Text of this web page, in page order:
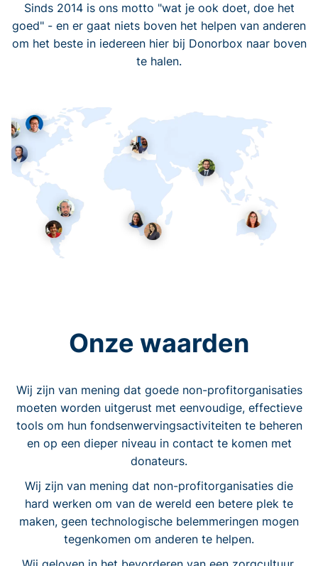
Sinds 2014 is ons motto "wat je ook doet, doe het
goed" - en er gaat niets boven het helpen van anderen
om het beste in iedereen hier bij Donorbox naar boven
te halen.
Onze waarden
Wij zijn van mening dat goede non-profitorganisaties
moeten worden uitgerust met eenvoudige, effectieve
tools om hun fondsenwervingsactiviteiten te beheren
en op een dieper niveau in contact te komen met
donateurs.
Wij zijn van mening dat non-profitorganisaties die
hard werken om van de wereld een betere plek te
maken, geen technologische belemmeringen mogen
tegenkomen om anderen te helpen.